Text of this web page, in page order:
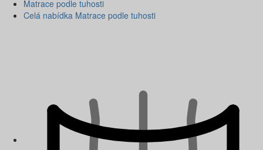
Matrace podle tuhosti
Celá nabídka Matrace podle tuhosti